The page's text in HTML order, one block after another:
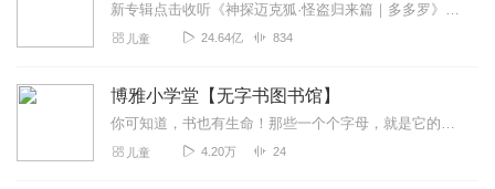
新专辑点击收听《神探迈克狐·怪盗归来篇｜多多罗》！！！>>>点击进入主播橱窗购买《神探迈克狐》系列图书吧!<<<多多罗故事【点击前往】收听多多罗其他好玩有趣的故...
儿童 24.64亿 834
博雅小学堂【无字书图书馆】
你可知道，书也有生命！那些一个个字母，就是它的细胞...。
儿童 4.20万 24